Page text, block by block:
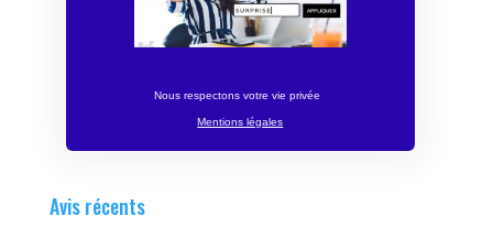
Nous respectons votre vie privée
Mentions légales
Avis récents